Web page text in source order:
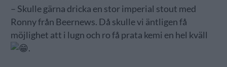
– Skulle gärna dricka en stor imperial stout med
Ronny från Beernews. Då skulle vi äntligen få
möjlighet att i lugn och ro få prata kemi en hel kväll
.